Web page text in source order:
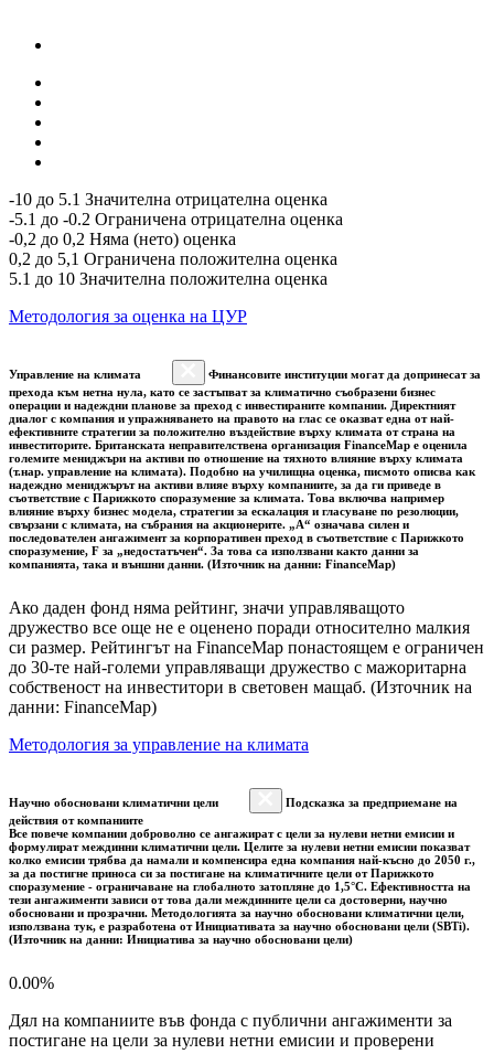
-10 до 5.1 Значителна отрицателна оценка
-5.1 до -0.2 Ограничена отрицателна оценка
-0,2 до 0,2 Няма (нето) оценка
0,2 до 5,1 Ограничена положителна оценка
5.1 до 10 Значителна положителна оценка
Методология за оценка на ЦУР
Управление на климата
Финансовите институции могат да допринесат за
прехода към нетна нула, като се застъпват за климатично съобразени бизнес
операции и надеждни планове за преход с инвестираните компании. Директният
диалог с компания и упражняването на правото на глас се оказват една от най-
ефективните стратегии за положително въздействие върху климата от страна на
инвеститорите. Британската неправителствена организация FinanceMap е оценила
големите мениджъри на активи по отношение на тяхното влияние върху климата
(т.нар. управление на климата). Подобно на училищна оценка, писмото описва как
надеждно мениджърът на активи влияе върху компаниите, за да ги приведе в
съответствие с Парижкото споразумение за климата. Това включва например
влияние върху бизнес модела, стратегии за ескалация и гласуване по резолюции,
свързани с климата, на събрания на акционерите. „A“ означава силен и
последователен ангажимент за корпоративен преход в съответствие с Парижкото
споразумение, F за „недостатъчен“. За това са използвани както данни за
компанията, така и външни данни. (Източник на данни: FinanceMap)
Ако даден фонд няма рейтинг, значи управляващото
дружество все още не е оценено поради относително малкия
си размер. Рейтингът на FinanceMap понастоящем е ограничен
до 30-те най-големи управляващи дружество с мажоритарна
собственост на инвеститори в световен мащаб. (Източник на
данни: FinanceMap)
Методология за управление на климата
Научно обосновани климатични цели
Подсказка за предприемане на
действия от компаниите
Все повече компании доброволно се ангажират с цели за нулеви нетни емисии и
формулират междинни климатични цели. Целите за нулеви нетни емисии показват
колко емисии трябва да намали и компенсира една компания най-късно до 2050 г.,
за да постигне приноса си за постигане на климатичните цели от Парижкото
споразумение - ограничаване на глобалното затопляне до 1,5°C. Ефективността на
тези ангажименти зависи от това дали междинните цели са достоверни, научно
обосновани и прозрачни. Методологията за научно обосновани климатични цели,
използвана тук, е разработена от Инициативата за научно обосновани цели (SBTi).
(Източник на данни: Инициатива за научно обосновани цели)
0.00%
Дял на компаниите във фонда с публични ангажименти за
постигане на цели за нулеви нетни емисии и проверени